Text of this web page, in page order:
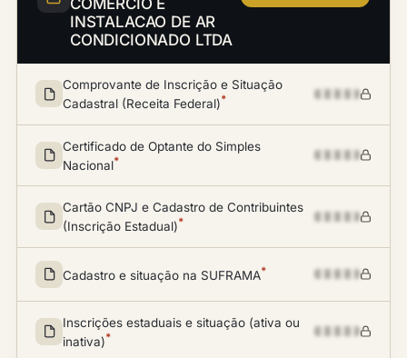
COMERCIO E
INSTALACAO DE AR
CONDICIONADO LTDA
Comprovante de Inscrição e Situação
Cadastral (Receita Federal)*
Certificado de Optante do Simples
Nacional*
Cartão CNPJ e Cadastro de Contribuintes
(Inscrição Estadual)*
Cadastro e situação na SUFRAMA*
Inscrições estaduais e situação (ativa ou
inativa)*